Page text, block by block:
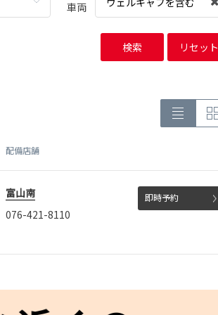
車両
検索 リセット
配備店舗
富山南
076-421-8110
即時予約